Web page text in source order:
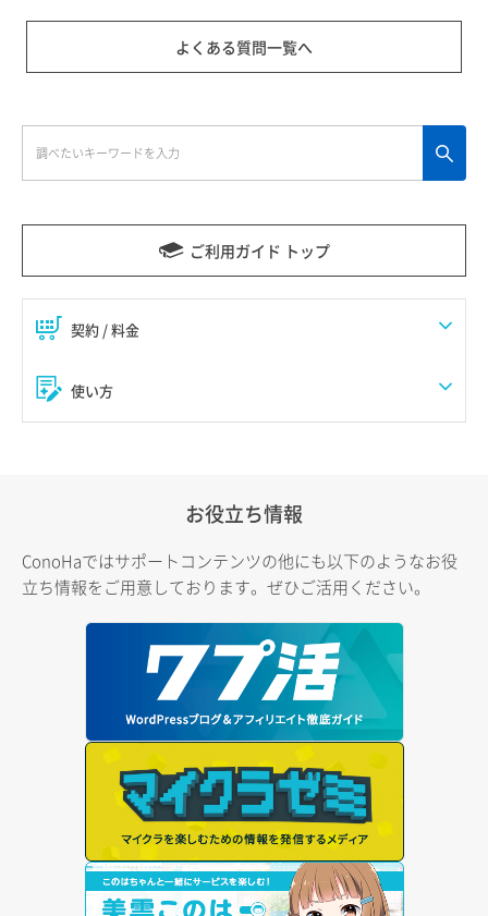
ご利用ガイド トップ
契約 / 料金
使い方
よくある質問一覧へ
お役立ち情報
ConoHaではサポートコンテンツの他にも以下のようなお役
立ち情報をご用意しております。ぜひご活用ください。